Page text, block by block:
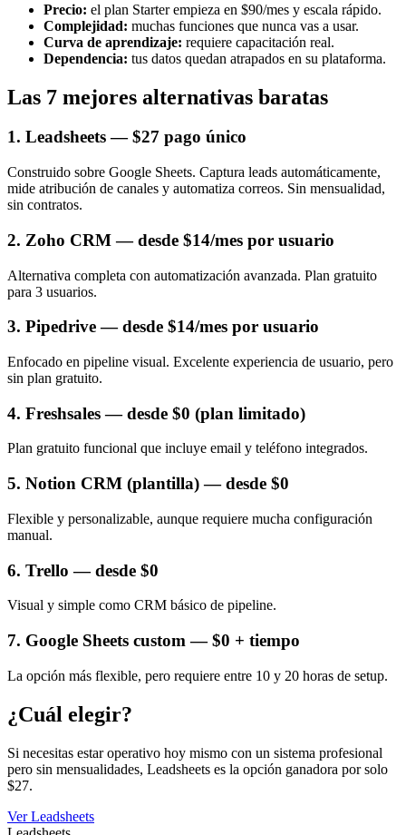
Precio: el plan Starter empieza en $90/mes y escala rápido.
Complejidad: muchas funciones que nunca vas a usar.
Curva de aprendizaje: requiere capacitación real.
Dependencia: tus datos quedan atrapados en su plataforma.
Las 7 mejores alternativas baratas
1. Leadsheets — $27 pago único
Construido sobre Google Sheets. Captura leads automáticamente,
mide atribución de canales y automatiza correos. Sin mensualidad,
sin contratos.
2. Zoho CRM — desde $14/mes por usuario
Alternativa completa con automatización avanzada. Plan gratuito
para 3 usuarios.
3. Pipedrive — desde $14/mes por usuario
Enfocado en pipeline visual. Excelente experiencia de usuario, pero
sin plan gratuito.
4. Freshsales — desde $0 (plan limitado)
Plan gratuito funcional que incluye email y teléfono integrados.
5. Notion CRM (plantilla) — desde $0
Flexible y personalizable, aunque requiere mucha configuración
manual.
6. Trello — desde $0
Visual y simple como CRM básico de pipeline.
7. Google Sheets custom — $0 + tiempo
La opción más flexible, pero requiere entre 10 y 20 horas de setup.
¿Cuál elegir?
Si necesitas estar operativo hoy mismo con un sistema profesional
pero sin mensualidades, Leadsheets es la opción ganadora por solo
$27.
Ver Leadsheets